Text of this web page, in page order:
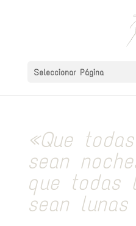
Seleccionar Página
«Que
sean
que todas
sean